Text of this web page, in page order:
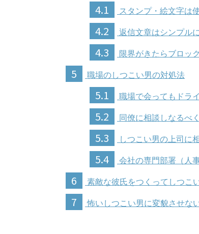
4.1 スタンプ・絵文字は
4.2 返信文章はシンプル
4.3 限界がきたらブロッ
5 職場のしつこい男の対処法
5.1 職場で会ってもドラ
5.2 同僚に相談しなるべ
5.3 しつこい男の上司に
5.4 会社の専門部署（人
6 素敵な彼氏をつくってしつこ
7 怖いしつこい男に変貌させな